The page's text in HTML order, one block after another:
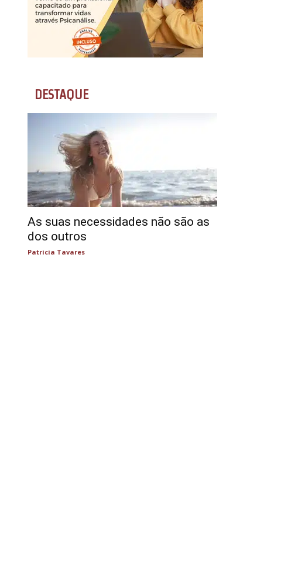
DESTAQUE
As suas necessidades não são as
dos outros
Patricia Tavares